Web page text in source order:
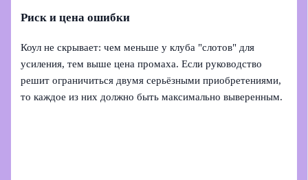
Риск и цена ошибки
Коул не скрывает: чем меньше у клуба "слотов" для
усиления, тем выше цена промаха. Если руководство
решит ограничиться двумя серьёзными приобретениями,
то каждое из них должно быть максимально выверенным.